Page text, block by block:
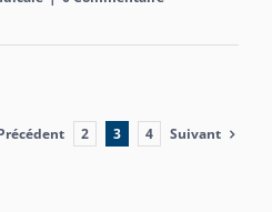
2 3 4 Suivant